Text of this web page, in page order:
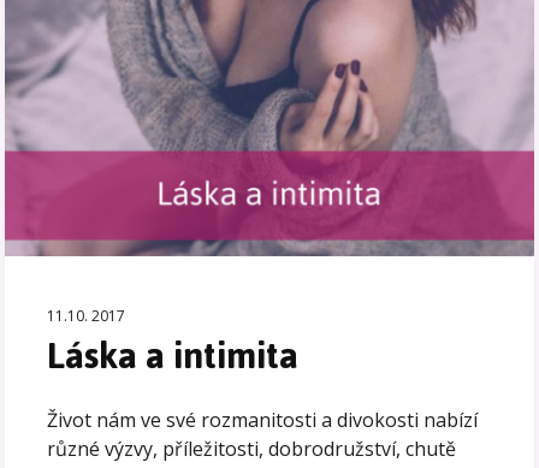
11.10. 2017
Láska a intimita
Život nám ve své rozmanitosti a divokosti nabízí
různé výzvy, příležitosti, dobrodružství, chutě